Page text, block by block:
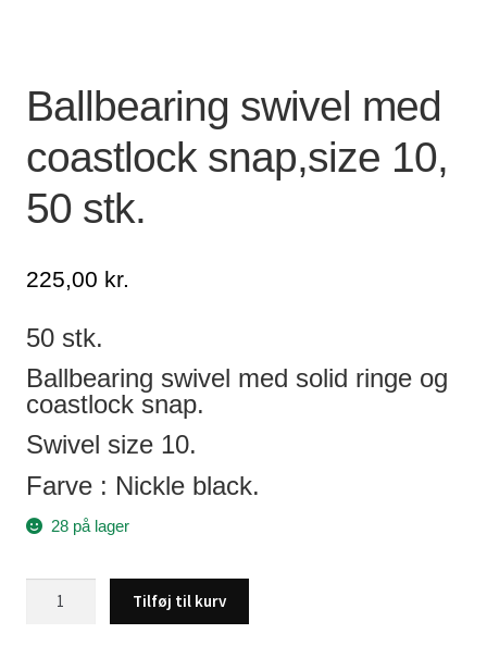
Min Konto
Glemt adgangskode
Ballbearing swivel med
coastlock snap,size 10,
50 stk.
225,00 kr.
50 stk.
Ballbearing swivel med solid ringe og
coastlock snap.
Swivel size 10.
Farve : Nickle black.
28 på lager
Tilføj til kurv